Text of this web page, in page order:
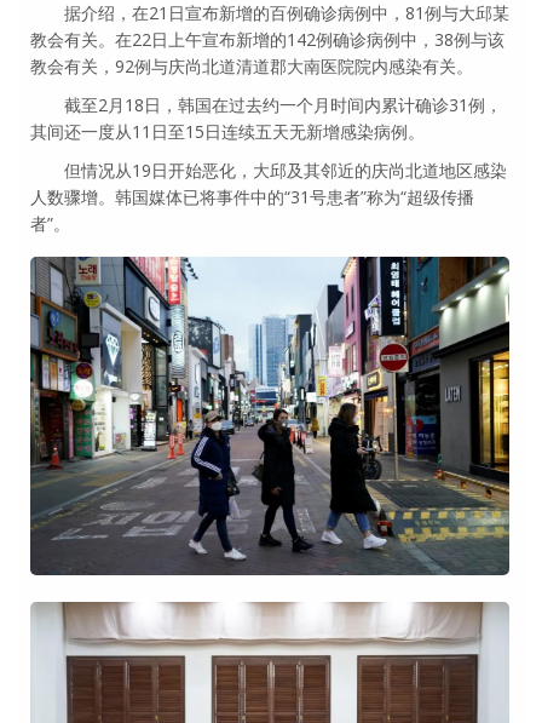
据介绍，在21日宣布新增的百例确诊病例中，81例与大邱某
教会有关。在22日上午宣布新增的142例确诊病例中，38例与该
教会有关，92例与庆尚北道清道郡大南医院院内感染有关。
截至2月18日，韩国在过去约一个月时间内累计确诊31例，
其间还一度从11日至15日连续五天无新增感染病例。
但情况从19日开始恶化，大邱及其邻近的庆尚北道地区感染
人数骤增。韩国媒体已将事件中的“31号患者”称为“超级传播
者”。